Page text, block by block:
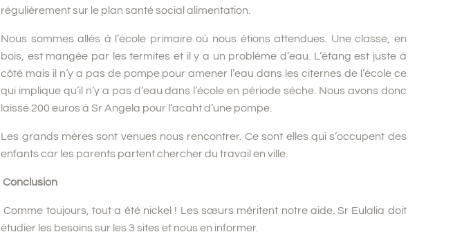
régulièrement sur le plan santé social alimentation.
Nous sommes allés à l’école primaire où nous étions attendues. Une classe, en
bois, est mangée par les termites et il y a un problème d’eau. L’étang est juste à
côté mais il n’y a pas de pompe pour amener l’eau dans les citernes de l’école ce
qui implique qu’il n’y a pas d’eau dans l’école en période sèche. Nous avons donc
laissé 200 euros à Sr Angela pour l’acaht d’une pompe.
Les grands mères sont venues nous rencontrer. Ce sont elles qui s’occupent des
enfants car les parents partent chercher du travail en ville.
Conclusion
Comme toujours, tout a été nickel ! Les sœurs méritent notre aide. Sr Eulalia doit
étudier les besoins sur les 3 sites et nous en informer.